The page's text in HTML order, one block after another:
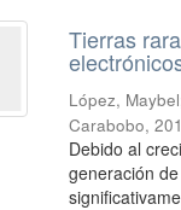
Tierras
López, Maybel
Carabobo,
Debido al
generación